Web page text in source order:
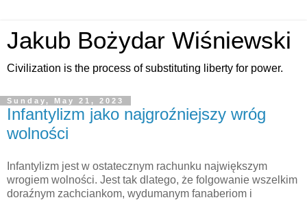
Jakub Bożydar Wiśniewski
Civilization is the process of substituting liberty for power.
Sunday, May 21, 2023
Infantylizm jako najgroźniejszy wróg
wolności
Infantylizm jest w ostatecznym rachunku największym
wrogiem wolności. Jest tak dlatego, że folgowanie wszelkim
doraźnym zachciankom, wydumanym fanaberiom i